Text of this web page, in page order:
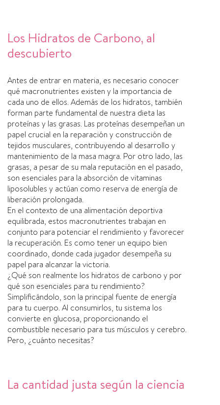
Los Hidratos de Carbono, al
descubierto
Antes de entrar en materia, es necesario conocer
qué macronutrientes existen y la importancia de
cada uno de ellos. Además de los hidratos, también
forman parte fundamental de nuestra dieta las
proteínas y las grasas. Las proteínas desempeñan un
papel crucial en la reparación y construcción de
tejidos musculares, contribuyendo al desarrollo y
mantenimiento de la masa magra. Por otro lado, las
grasas, a pesar de su mala reputación en el pasado,
son esenciales para la absorción de vitaminas
liposolubles y actúan como reserva de energía de
liberación prolongada.
En el contexto de una alimentación deportiva
equilibrada, estos macronutrientes trabajan en
conjunto para potenciar el rendimiento y favorecer
la recuperación. Es como tener un equipo bien
coordinado, donde cada jugador desempeña su
papel para alcanzar la victoria.
¿Qué son realmente los hidratos de carbono y por
qué son esenciales para tu rendimiento?
Simplificándolo, son la principal fuente de energía
para tu cuerpo. Al consumirlos, tu sistema los
convierte en glucosa, proporcionando el
combustible necesario para tus músculos y cerebro.
Pero, ¿cuánto necesitas?
La cantidad justa según la ciencia